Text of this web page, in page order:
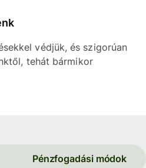
védjük, és szigorúan
tehát bármikor
Pénzfogadási módok